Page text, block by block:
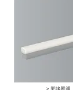
> 間接照明